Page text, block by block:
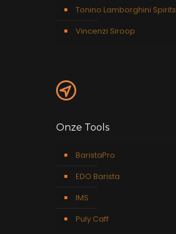
Tonino Lamborghini Spirits
Vincenzi Siroop
Onze Tools
BaristaPro
EDO Barista
IMS
Puly Caff